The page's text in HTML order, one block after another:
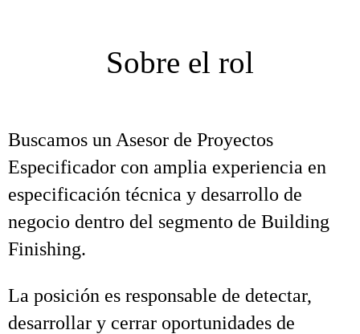
Sobre el rol
Buscamos un Asesor de Proyectos
Especificador con amplia experiencia en
especificación técnica y desarrollo de
negocio dentro del segmento de Building
Finishing.
La posición es responsable de detectar,
desarrollar y cerrar oportunidades de